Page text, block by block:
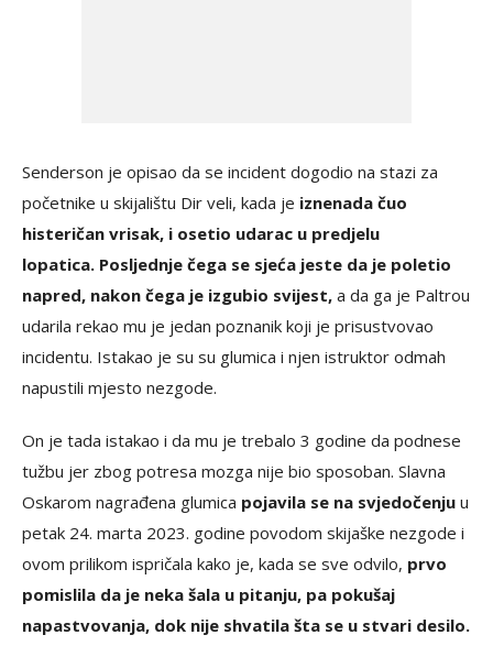
Senderson je opisao da se incident dogodio na stazi za
početnike u skijalištu Dir veli, kada je iznenada čuo
histeričan vrisak, i osetio udarac u predjelu
lopatica. Posljednje čega se sjeća jeste da je poletio
napred, nakon čega je izgubio svijest, a da ga je Paltrou
udarila rekao mu je jedan poznanik koji je prisustvovao
incidentu. Istakao je su su glumica i njen istruktor odmah
napustili mjesto nezgode.
On je tada istakao i da mu je trebalo 3 godine da podnese
tužbu jer zbog potresa mozga nije bio sposoban. Slavna
Oskarom nagrađena glumica pojavila se na svjedočenju u
petak 24. marta 2023. godine povodom skijaške nezgode i
ovom prilikom ispričala kako je, kada se sve odvilo, prvo
pomislila da je neka šala u pitanju, pa pokušaj
napastvovanja, dok nije shvatila šta se u stvari desilo.